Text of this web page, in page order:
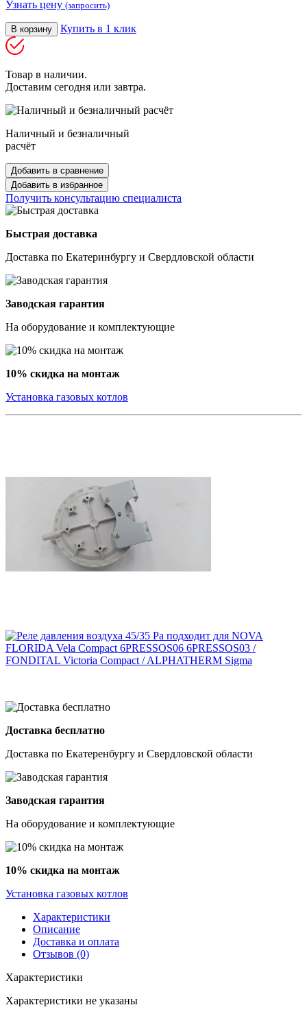
Узнать цену (запросить)
В корзину Купить в 1 клик
Товар в наличии.
Доставим сегодня или завтра.
Наличный и безналичный
расчёт
Добавить в сравнение
Добавить в избранное
Получить консультацию специалиста
Быстрая доставка
Доставка по Екатеринбургу и Свердловской области
Заводская гарантия
На оборудование и комплектующие
10% скидка на монтаж
Установка газовых котлов
Доставка бесплатно
Доставка по Екатеренбургу и Свердловской области
Заводская гарантия
На оборудование и комплектующие
10% скидка на монтаж
Установка газовых котлов
Характеристики
Описание
Доставка и оплата
Отзывов (0)
Характеристики
Характеристики не указаны